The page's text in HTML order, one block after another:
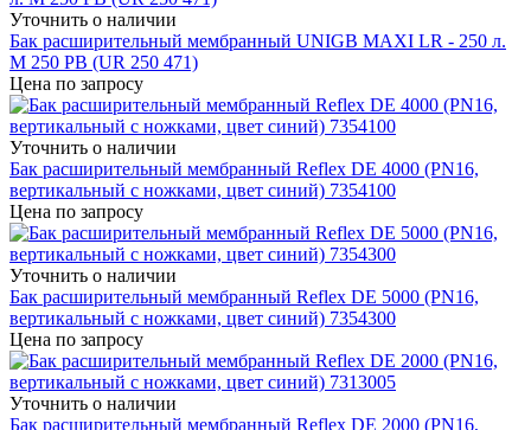
Уточнить о наличии
Бак расширительный мембранный UNIGB MAXI LR - 250 л.
M 250 PB (UR 250 471)
Цена по запросу
Уточнить о наличии
Бак расширительный мембранный Reflex DE 4000 (PN16,
вертикальный с ножками, цвет синий) 7354100
Цена по запросу
Уточнить о наличии
Бак расширительный мембранный Reflex DE 5000 (PN16,
вертикальный с ножками, цвет синий) 7354300
Цена по запросу
Уточнить о наличии
Бак расширительный мембранный Reflex DE 2000 (PN16,